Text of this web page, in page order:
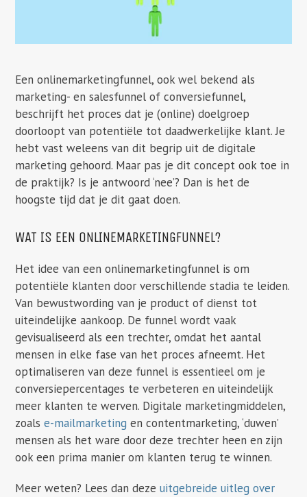
Een onlinemarketingfunnel, ook wel bekend als
marketing- en salesfunnel of conversiefunnel,
beschrijft het proces dat je (online) doelgroep
doorloopt van potentiële tot daadwerkelijke klant. Je
hebt vast weleens van dit begrip uit de digitale
marketing gehoord. Maar pas je dit concept ook toe in
de praktijk? Is je antwoord ‘nee’? Dan is het de
hoogste tijd dat je dit gaat doen.
WAT IS EEN ONLINEMARKETINGFUNNEL?
Het idee van een onlinemarketingfunnel is om
potentiële klanten door verschillende stadia te leiden.
Van bewustwording van je product of dienst tot
uiteindelijke aankoop. De funnel wordt vaak
gevisualiseerd als een trechter, omdat het aantal
mensen in elke fase van het proces afneemt. Het
optimaliseren van deze funnel is essentieel om je
conversiepercentages te verbeteren en uiteindelijk
meer klanten te werven. Digitale marketingmiddelen,
zoalse-mailmarketing en contentmarketing, ‘duwen’
mensen als het ware door deze trechter heen en zijn
ook een prima manier om klanten terug te winnen.
Meer weten? Lees dan dezeuitgebreide uitleg over